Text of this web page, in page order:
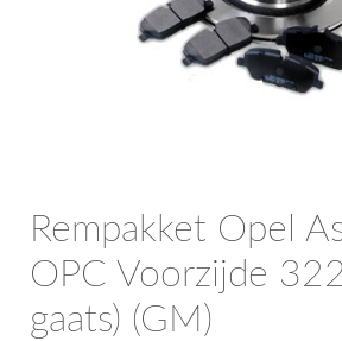
Inloggen / Registreren
Rempakket Opel
OPC Voorzijde
gaats) (GM)